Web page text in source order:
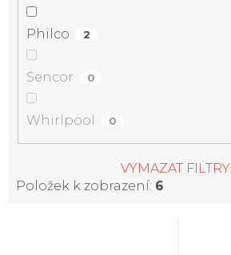
Philco 2
Sencor 0
Whirlpool 0
VYMAZAT FILTRY
Položek k zobrazení: 6